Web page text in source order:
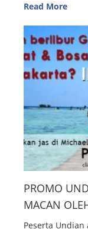
Read More
PROMO
MACAN
Peserta Undian